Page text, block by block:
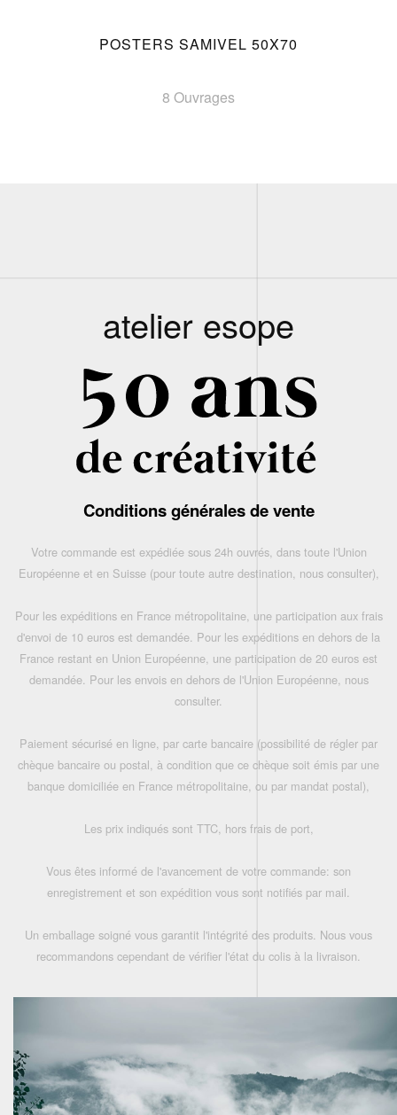
POSTERS SAMIVEL 50X70
8 Ouvrages
atelier esope
Conditions générales de vente
Votre commande est expédiée sous 24h ouvrés, dans toute l'Union
Européenne et en Suisse (pour toute autre destination, nous consulter),
Pour les expéditions en France métropolitaine, une participation aux frais
d'envoi de 10 euros est demandée. Pour les expéditions en dehors de la
France restant en Union Européenne, une participation de 20 euros est
demandée. Pour les envois en dehors de l'Union Européenne, nous
consulter.
Paiement sécurisé en ligne, par carte bancaire (possibilité de régler par
chèque bancaire ou postal, à condition que ce chèque soit émis par une
banque domiciliée en France métropolitaine, ou par mandat postal),
Les prix indiqués sont TTC, hors frais de port,
Vous êtes informé de l'avancement de votre commande: son
enregistrement et son expédition vous sont notifiés par mail.
Un emballage soigné vous garantit l'intégrité des produits. Nous vous
recommandons cependant de vérifier l'état du colis à la livraison.